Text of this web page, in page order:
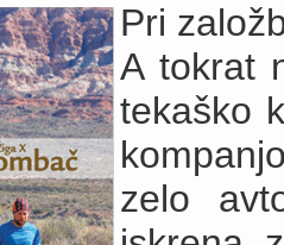
Pri
A tokrat
tekaško
zelo